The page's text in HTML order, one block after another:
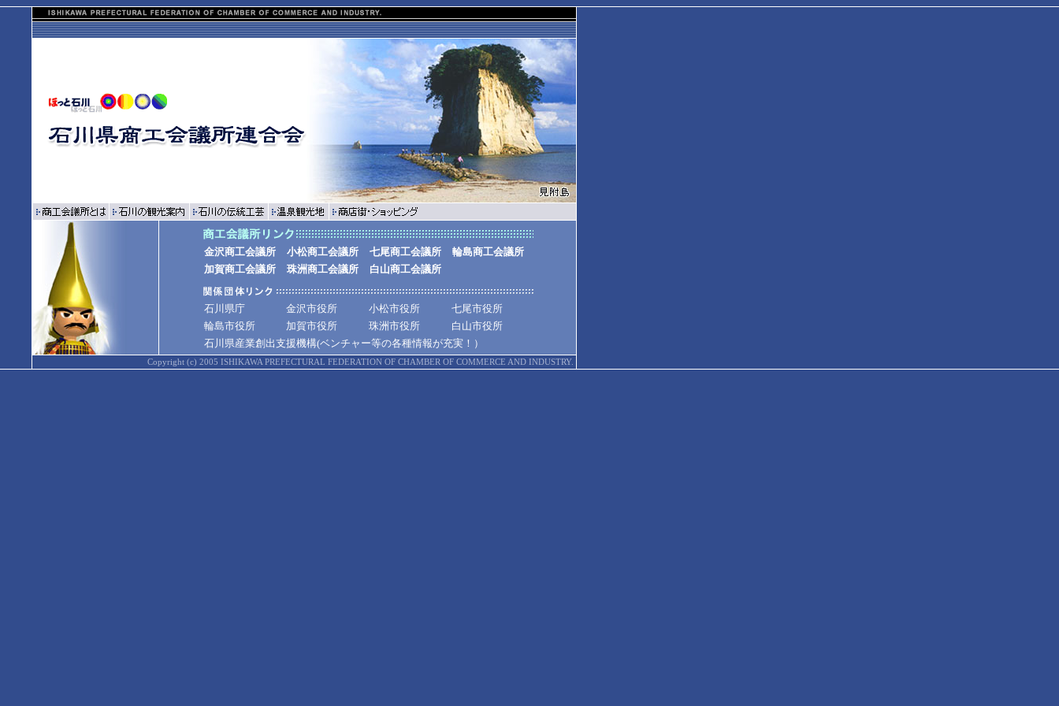
金沢商工会議所 小松商工会議所 七尾商工会議所
輪島商工会議所
加賀商工会議所
珠洲商工会議所 白山商工会議所
石川県庁 金沢市役所 小松市役所
七尾市役所
輪島市役所
加賀市役所 珠洲市役所
白山市役所
石川県産業創出支援機構(ベンチャー等の各種情報が充実！）
Copyright (c) 2005 ISHIKAWA PREFECTURAL FEDERATION OF CHAMBER OF COMMERCE AND INDUSTRY.